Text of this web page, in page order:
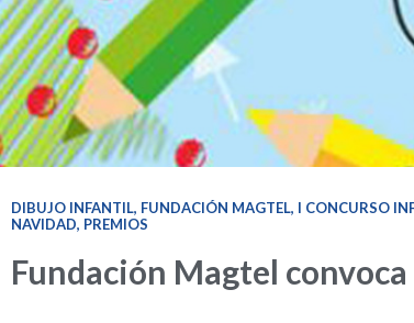
DIBUJO INFANTIL, FUNDACIÓN MAGTEL, I CONCURSO
NAVIDAD, PREMIOS
Fundación Magtel